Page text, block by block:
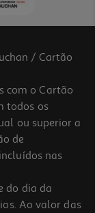
/ Cartão
com o Cartão
todos os
ou superior a
de
nas
do dia da
Ao valor das